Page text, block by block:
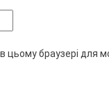
браузері для